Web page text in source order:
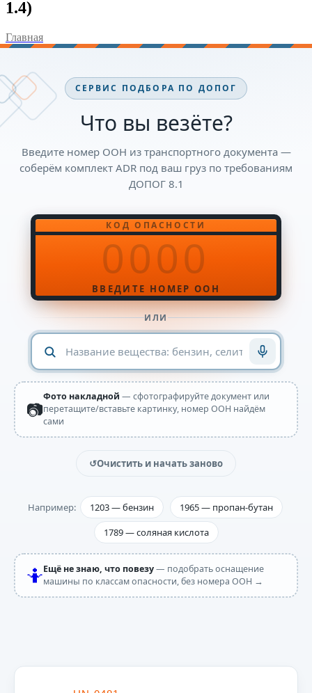
1.4)
Главная
СЕРВИС ПОДБОРА ПО ДОПОГ
Что вы везёте?
Введите номер ООН из транспортного документа —
соберём комплект ADR под ваш груз по требованиям
ДОПОГ 8.1
КОД ОПАСНОСТИ
Номер ООН, 4 цифры
ВВЕДИТЕ НОМЕР ООН
ИЛИ
Поиск по названию
📷
Фото накладной — сфотографируйте документ или
перетащите/вставьте картинку, номер ООН найдём
сами
↺Очистить и начать заново
Например: 1203 — бензин
1965 — пропан-бутан
1789 — соляная кислота
🤷Ещё не знаю, что повезу— подобрать оснащение
машины по классам опасности, без номера ООН →